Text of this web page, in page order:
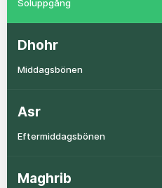
Soluppgång
Dhohr
Middagsbönen
Asr
Eftermiddagsbönen
Maghrib